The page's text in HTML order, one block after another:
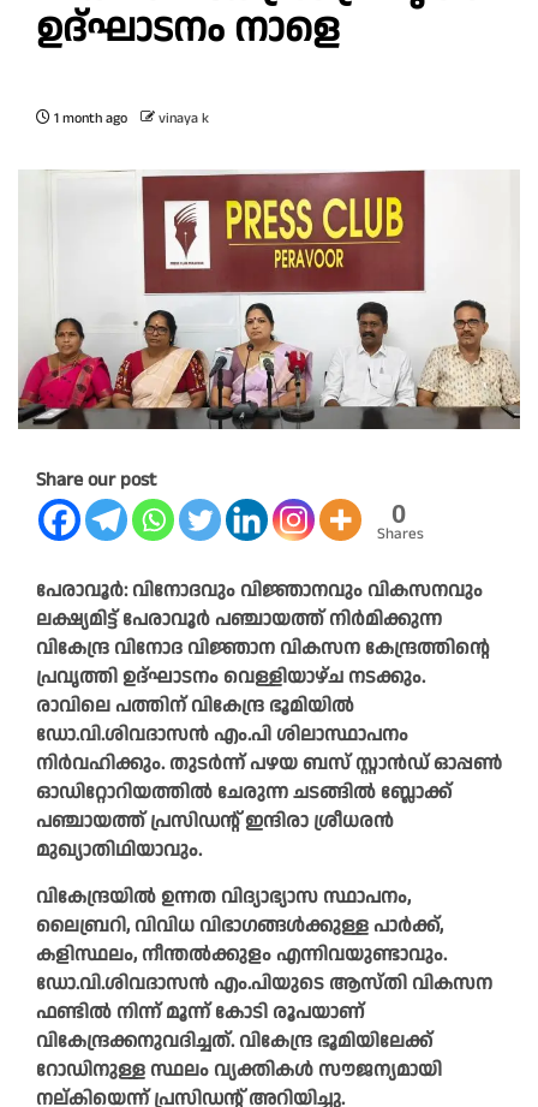
ഉദ്ഘാടനം നാളെ
1 month ago vinaya k
Share our post
0
Shares
പേരാവൂർ: വിനോദവും വിജ്ഞാനവും വികസനവും
ലക്ഷ്യമിട്ട് പേരാവൂർ പഞ്ചായത്ത് നിർമിക്കുന്ന
വികേന്ദ്ര വിനോദ വിജ്ഞാന വികസന കേന്ദ്രത്തിന്റെ
പ്രവൃത്തി ഉദ്ഘാടനം വെള്ളിയാഴ്ച നടക്കും.
രാവിലെ പത്തിന് വികേന്ദ്ര ഭൂമിയിൽ
ഡോ.വി.ശിവദാസൻ എം.പി ശിലാസ്ഥാപനം
നിർവഹിക്കും. തുടർന്ന് പഴയ ബസ് സ്റ്റാൻഡ് ഓപ്പൺ
ഓഡിറ്റോറിയത്തിൽ ചേരുന്ന ചടങ്ങിൽ ബ്ലോക്ക്
പഞ്ചായത്ത് പ്രസിഡന്റ് ഇന്ദിരാ ശ്രീധരൻ
മുഖ്യാതിഥിയാവും.
വികേന്ദ്രയിൽ ഉന്നത വിദ്യാഭ്യാസ സ്ഥാപനം,
ലൈബ്രറി, വിവിധ വിഭാഗങ്ങൾക്കുള്ള പാർക്ക്,
കളിസ്ഥലം, നീന്തൽക്കുളം എന്നിവയുണ്ടാവും.
ഡോ.വി.ശിവദാസൻ എം.പിയുടെ ആസ്തി വികസന
ഫണ്ടിൽ നിന്ന് മൂന്ന് കോടി രൂപയാണ്
വികേന്ദ്രക്കനുവദിച്ചത്. വികേന്ദ്ര ഭൂമിയിലേക്ക്
റോഡിനുള്ള സ്ഥലം വ്യക്തികൾ സൗജന്യമായി
നല്കിയെന്ന് പ്രസിഡന്റ് അറിയിച്ചു.